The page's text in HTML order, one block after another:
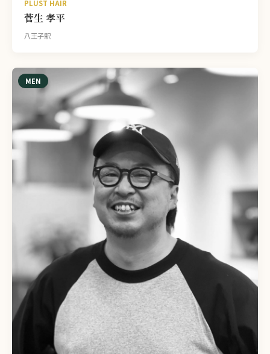
PLUST HAIR
菅生 孝平
八王子駅
MEN